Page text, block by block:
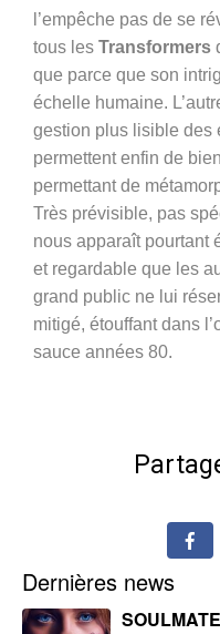
l’empêche pas de se
tous les Transformers
que parce que son
échelle humaine.
gestion plus lisible des
permettent enfin de
permettant de
Très prévisible, pas
nous apparaît pourtant
et regardable que les
grand public ne lui
mitigé, étouffant dans
sauce années 80.
Dernières news